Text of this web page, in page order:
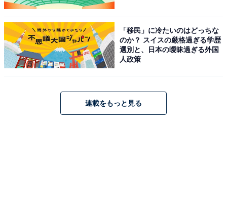
「移民」に冷たいのはどっちな
のか？ スイスの厳格過ぎる学歴
選別と、日本の曖昧過ぎる外国
人政策
連載をもっと見る